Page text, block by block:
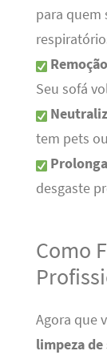
para quem
Seu sofá
tem pets
desgaste
Como
Agora que
limpeza de